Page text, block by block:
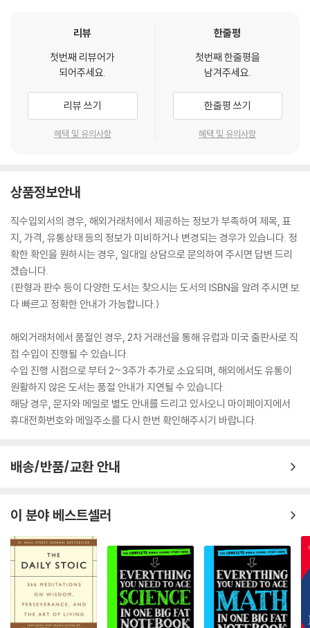
리뷰
첫번째 리뷰어가
되어주세요.
리뷰 쓰기
혜택 및 유의사항
한줄평
첫번째 한줄평을
남겨주세요.
한줄평 쓰기
혜택 및 유의사항
상품정보안내
직수입외서의 경우, 해외거래처에서 제공하는 정보가 부족하여 제목, 표
지, 가격, 유통상태 등의 정보가 미비하거나 변경되는 경우가 있습니다. 정
확한 확인을 원하시는 경우, 일대일 상담으로 문의하여 주시면 답변 드리
겠습니다.
(판형과 판수 등이 다양한 도서는 찾으시는 도서의 ISBN을 알려 주시면 보
다 빠르고 정확한 안내가 가능합니다.)
해외거래처에서 품절인 경우, 2차 거래선을 통해 유럽과 미국 출판사로 직
접 수입이 진행될 수 있습니다.
수입 진행 시점으로 부터 2~3주가 추가로 소요되며, 해외에서도 유통이
원활하지 않은 도서는 품절 안내가 지연될 수 있습니다.
해당 경우, 문자와 메일로 별도 안내를 드리고 있사오니 마이페이지에서
휴대전화번호와 메일주소를 다시 한번 확인해주시기 바랍니다.
배송/반품/교환 안내
이 분야 베스트셀러